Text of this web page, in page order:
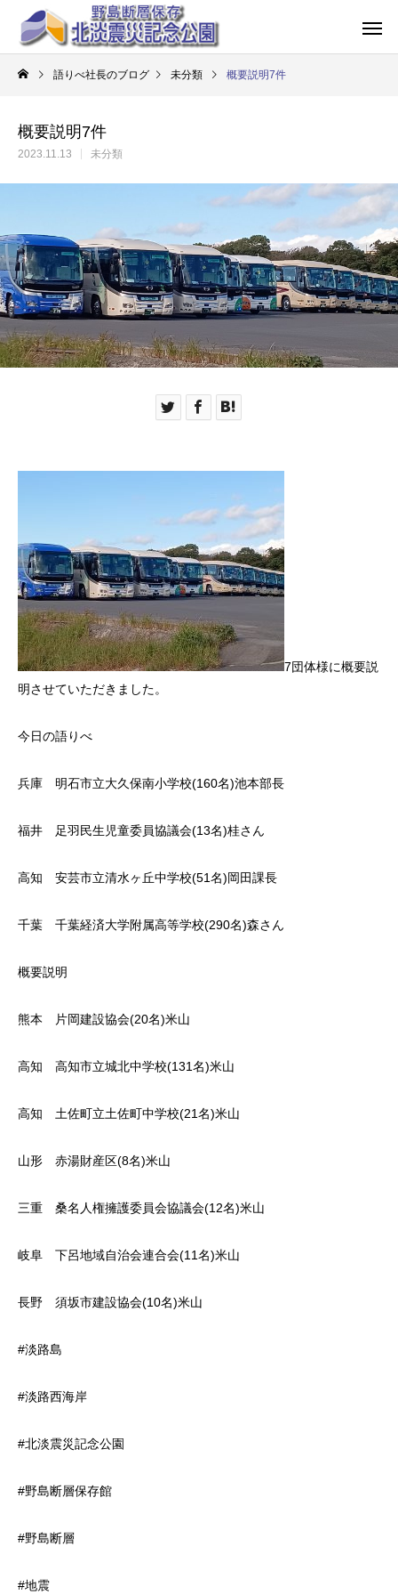
語りべ社長のブログ 未分類 概要説明7件
概要説明7件
2023.11.13 未分類
7団体様に概要説
明させていただきました。
今日の語りべ
兵庫 明石市立大久保南小学校(160名)池本部長
福井 足羽民生児童委員協議会(13名)桂さん
高知 安芸市立清水ヶ丘中学校(51名)岡田課長
千葉 千葉経済大学附属高等学校(290名)森さん
概要説明
熊本 片岡建設協会(20名)米山
高知 高知市立城北中学校(131名)米山
高知 土佐町立土佐町中学校(21名)米山
山形 赤湯財産区(8名)米山
三重 桑名人権擁護委員会協議会(12名)米山
岐阜 下呂地域自治会連合会(11名)米山
長野 須坂市建設協会(10名)米山
#淡路島
#淡路西海岸
#北淡震災記念公園
#野島断層保存館
#野島断層
#地震